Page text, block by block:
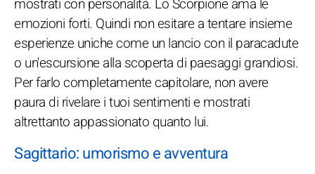
emozioni forti. Quindi non esitare a tentare insieme
esperienze uniche come un lancio con il paracadute
o un'escursione alla scoperta di paesaggi grandiosi.
Per farlo completamente capitolare, non avere
paura di rivelare i tuoi sentimenti e mostrati
altrettanto appassionato quanto lui.
Sagittario: umorismo e avventura